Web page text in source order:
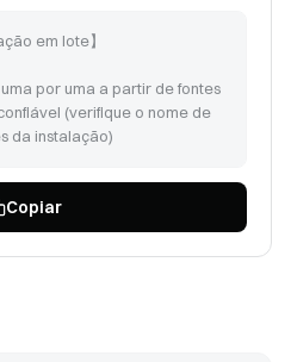
em lote】
por uma a partir de fontes
(verifique o nome de
da instalação)
www.gateskills.ai/skills-
-s -- --no-skills --path para
como CLI, em seguida
Copiar